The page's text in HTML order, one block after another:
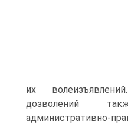
их
дозволений